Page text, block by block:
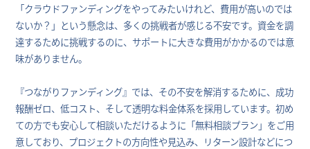
「クラウドファンディングをやってみたいけれど、費用が高いのでは
ないか？」という懸念は、多くの挑戦者が感じる不安です。資金を調
達するために挑戦するのに、サポートに大きな費用がかかるのでは意
味がありません。
『つながりファンディング』では、その不安を解消するために、成功
報酬ゼロ、低コスト、そして透明な料金体系を採用しています。初め
ての方でも安心して相談いただけるように「無料相談プラン」をご用
意しており、プロジェクトの方向性や見込み、リターン設計などにつ